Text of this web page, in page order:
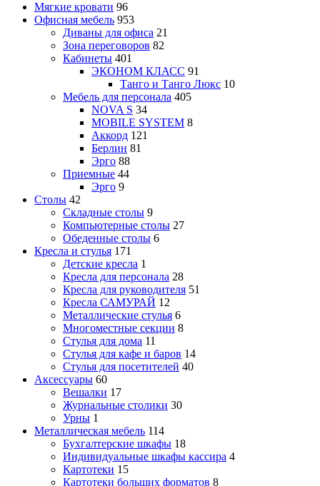
Мягкие кровати 96
Офисная мебель 953
Диваны для офиса 21
Зона переговоров 82
Кабинеты 401
ЭКОНОМ КЛАСС 91
Танго и Танго Люкс 10
Мебель для персонала 405
NOVA S 34
MOBILE SYSTEM 8
Аккорд 121
Берлин 81
Эрго 88
Приемные 44
Эрго 9
Столы 42
Складные столы 9
Компьютерные столы 27
Обеденные столы 6
Кресла и стулья 171
Детские кресла 1
Кресла для персонала 28
Кресла для руководителя 51
Кресла САМУРАЙ 12
Металлические стулья 6
Многоместные секции 8
Стулья для дома 11
Стулья для кафе и баров 14
Стулья для посетителей 40
Аксессуары 60
Вешалки 17
Журнальные столики 30
Урны 1
Металлическая мебель 114
Бухгалтерские шкафы 18
Индивидуальные шкафы кассира 4
Картотеки 15
Картотеки больших форматов 8